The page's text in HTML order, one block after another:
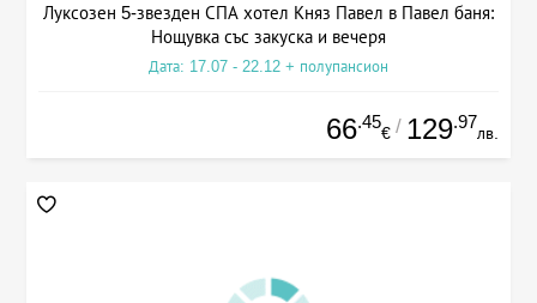
Луксозен 5-звезден СПА хотел Княз Павел в Павел баня:
Нощувка със закуска и вечеря
Дата: 17.07 - 22.12 + полупансион
66.45
€ / 129.97
лв.